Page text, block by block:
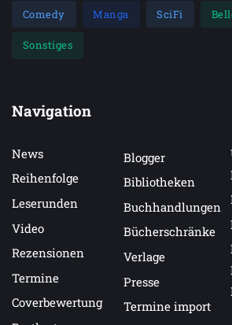
Comedy Manga SciFi
Sonstiges
Navigation
News
Reihenfolge
Leserunden
Video
Rezensionen
Termine
Coverbewertung
Blogger
Bibliotheken
Buchhandlungen
Bücherschränke
Verlage
Presse
Termine import